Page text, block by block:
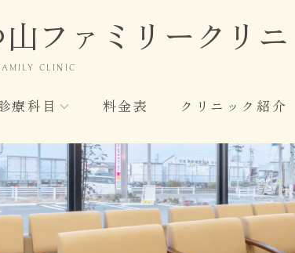
ファミリークリ
CLINIC
療科目 料金表 クリニック紹介